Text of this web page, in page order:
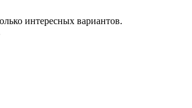
интересных вариантов.